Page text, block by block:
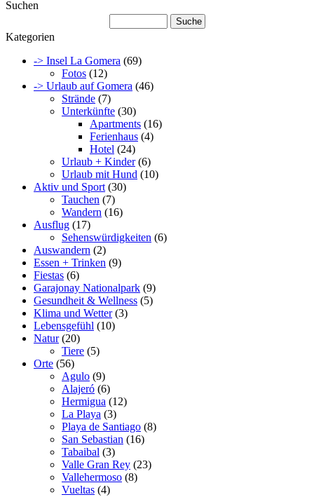
Suchen
Kategorien
-> Insel La Gomera (69)
Fotos (12)
-> Urlaub auf Gomera (46)
Strände (7)
Unterkünfte (30)
Apartments (16)
Ferienhaus (4)
Hotel (24)
Urlaub + Kinder(6)
Urlaub mit Hund (10)
Aktiv und Sport (30)
Tauchen (7)
Wandern (16)
Ausflug (17)
Sehenswürdigkeiten (6)
Auswandern (2)
Essen + Trinken (9)
Fiestas (6)
Garajonay Nationalpark (9)
Gesundheit & Wellness (5)
Klima und Wetter(3)
Lebensgefühl (10)
Natur(20)
Tiere (5)
Orte (56)
Agulo (9)
Alajeró (6)
Hermigua (12)
La Playa (3)
Playa de Santiago (8)
San Sebastian (16)
Tabaibal (3)
Valle Gran Rey (23)
Vallehermoso (8)
Vueltas (4)